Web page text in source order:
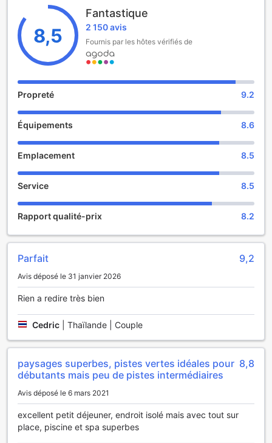
[Service de navette]
・ Le service de navette gratuit depuis la gare de Jōetsum
Myoko nécessite une réservation. Les réservations peuvent
être effectuées depuis la page d'accès de notre site
officiel.
[Piscine et source chaude]
・ Veuillez vous abstenir d'utiliser des couches pendant
que vous portez des couches, que vous soyez un adulte ou
un enfant.
[Restaurant et repas]
・ Les établissements, horaires d'ouverture et menus de
chaque restaurant peuvent changer selon la durée de votre
séjour. Merci de votre compréhension.
・ Si vous séjournez sans repas et souhaitez ajouter le
incluses) par adulte et de 2 310 JPY (taxes incluses) par
enfant de 4 à 12 ans.
accueillir plus facilement si vous réservez via la page de
chaque restaurant dans la rubrique Restauration sur notre
samedis, jours fériés et pendant les périodes de vacances
comme la Golden Week. À noter : il n'y a pas de formulaire
de réservation sur la page concernée quand la réservation
n'est pas nécessaire.
[Dépôt]
Lors de l’enregistrement, merci de présenter votre carte de
crédit.
En fonction du montant estimé de vos dépenses dans
l’établissement, une autorisation temporaire sera placée sur
votre carte.
Ce montant autorisé sera libéré après le paiement final,
donc aucun prélèvement réel ne sera effectué pour le
dépôt.
que garde des bagages et conciergerie. Si vous souhaitez
réserver des places pour le meilleur divertissement de la
ville, vous pouvez faire appel aux services de billetterie
et excursions de ce resort.
Pendant votre séjour dans le magnifique cadre de ce
resort, une charmante et très agréable cheminée vous
tiendra chaud lorsque les journées et les nuits sont fraîches.
Vous séjournez longtemps ou vous avez juste besoin de
vêtements propres ? Les services de
blanchisserie, nettoyage à sec et lavomatique proposés
par ce resort s'assureront que vos vêtements de voyage
préférés sont toujours propres et disponibles. Vous êtes
d'humeur paresseuse ? Des prestations telles que ménage
quotidien vous permettent de profiter au maximum du
temps passé dans votre chambre. Pour la santé et le bien-
être de tous les clients et membres du personnel, il n'est
permis de fumer que dans les zones prévues à cet effet.
Toutes les chambres du Lotte Arai Resort disposent d'une
reposante. Profitez encore plus de votre séjour en sachant
que certaines chambres ce resort sont équipées d'une
climatisation, d'un service de linge et de rideaux
occultants.
Pour un peu de divertissement certaines des chambres
sélectionnées sont équipées d'une télévision câblée
et d'une télévision. Vous serez peut-être rassuré de savoir
que certaines chambres sont équipées d'eau en bouteille
et d'un réfrigérateur. Vous pouvez toujours rester frais et
propre grâce aux salles de bain dont certaines sont
équipées d'un sèche-cheveux, d'affaires de toilette et de
peignoirs.
Restauration et activités
8,5
Fantastique
2 150 avis
Fournis par les hôtes vérifiés de
Propreté 9.2
Équipements 8.6
Emplacement 8.5
Service 8.5
Rapport qualité-prix 8.2
Parfait 9,2
Avis déposé le 31 janvier 2026
Rien a redire très bien
Cedric Thaïlande | Couple
paysages superbes, pistes vertes idéales pour
débutants mais peu de pistes intermédiaires
8,8
Avis déposé le 6 mars 2021
excellent petit déjeuner, endroit isolé mais avec tout sur
place, piscine et spa superbes